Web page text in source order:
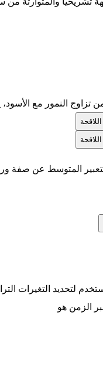
تزاوج النمور مع الأسود،
المتوسط عن صفة
لتحديد التغيرات
الزمن هو